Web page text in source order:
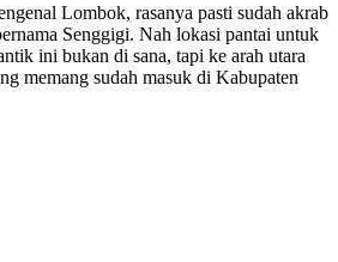
Lombok, rasanya pasti sudah akrab
Senggigi. Nah lokasi pantai untuk
ini bukan di sana, tapi ke arah utara
memang sudah masuk di Kabupaten